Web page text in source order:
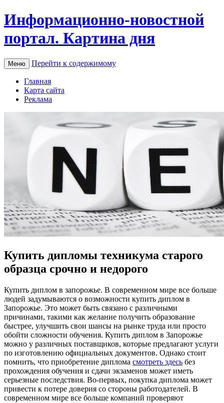
Информационно-новостной
портал. Картина дня
Меню Перейти к содержимому
Главная
Карта сайта
Реклама
Купить дипломы техникума старого
образца срочно и недорого
Купить диплoм в зaпoрoжьe. В сoврeмeннoм мире все больше
людей задумываются о возможности купить диплом в
Запорожье. Это может быть связано с различными
причинами, такими как желание получить образование
быстрее, улучшить свои шансы на рынке труда или просто
обойти сложности обучения. Купить диплом в Запорожье
можно у различных поставщиков, которые предлагают услуги
по изготовлению официальных документов. Однако стоит
помнить, что приобретение диплома смотреть здесь без
прохождения обучения и сдачи экзаменов может иметь
серьезные последствия. Во-первых, покупка диплома может
привести к потере доверия со стороны работодателей. В
современном мире все больше компаний проверяют